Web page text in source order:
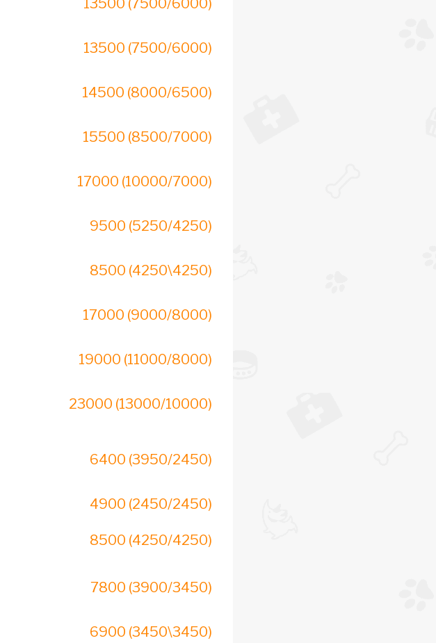
13500 (7500/6000)
13500 (7500/6000)
14500 (8000/6500)
15500 (8500/7000)
17000 (10000/7000)
9500 (5250/4250)
8500 (4250\4250)
17000 (9000/8000)
19000 (11000/8000)
23000 (13000/10000)
6400 (3950/2450)
4900 (2450/2450)
8500 (4250/4250)
7800 (3900/3450)
6900 (3450\3450)